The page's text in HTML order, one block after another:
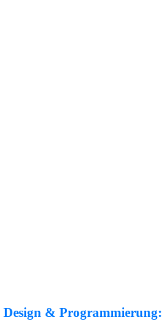
Design & Programmierung: